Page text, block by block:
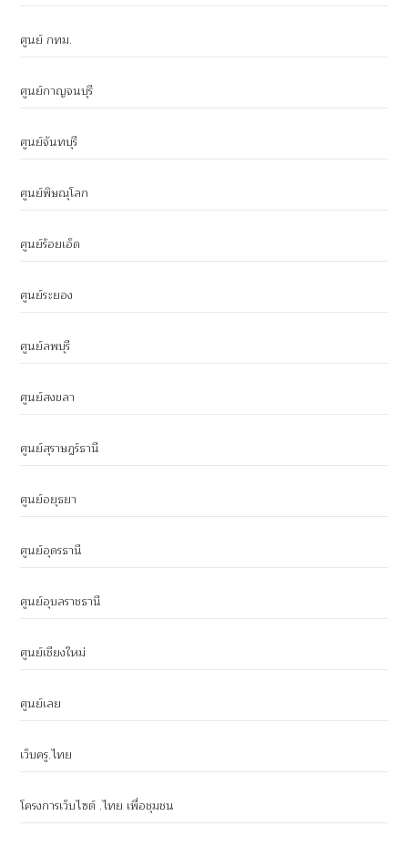
ศูนย์ กทม.
ศูนย์กาญจนบุรี
ศูนย์จันทบุรี
ศูนย์พิษณุโลก
ศูนย์ร้อยเอ็ด
ศูนย์ระยอง
ศูนย์ลพบุรี
ศูนย์สงขลา
ศูนย์สุราษฎร์ธานี
ศูนย์อยุธยา
ศูนย์อุดรธานี
ศูนย์อุบลราชธานี
ศูนย์เชียงใหม่
ศูนย์เลย
เว็บครู.ไทย
โครงการเว็บไซต์ .ไทย เพื่อชุมชน